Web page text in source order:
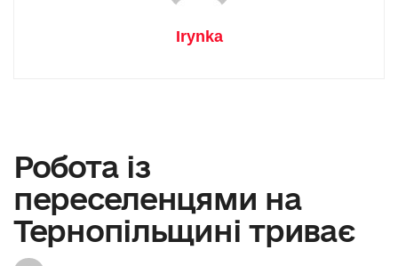
Irynka
Робота із
переселенцями на
Тернопільщині триває